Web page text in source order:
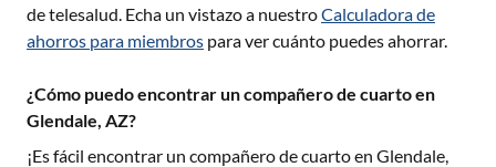
de telesalud. Echa un vistazo a nuestroCalculadora de
ahorros para miembros para ver cuánto puedes ahorrar.
¿Cómo puedo encontrar un compañero de cuarto en
Glendale, AZ?
¡Es fácil encontrar un compañero de cuarto en Glendale,